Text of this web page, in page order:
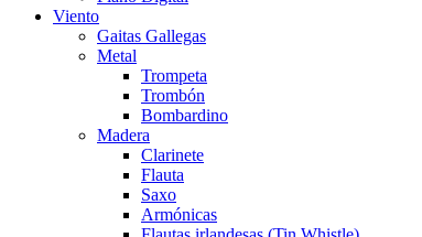
Viento
Gaitas Gallegas
Metal
Trompeta
Trombón
Bombardino
Madera
Clarinete
Flauta
Saxo
Armónicas